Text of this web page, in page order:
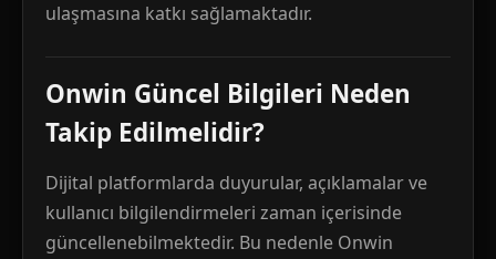
ulaşmasına katkı sağlamaktadır.
Onwin Güncel Bilgileri Neden
Takip Edilmelidir?
Dijital platformlarda duyurular, açıklamalar ve
kullanıcı bilgilendirmeleri zaman içerisinde
güncellenebilmektedir. Bu nedenle Onwin